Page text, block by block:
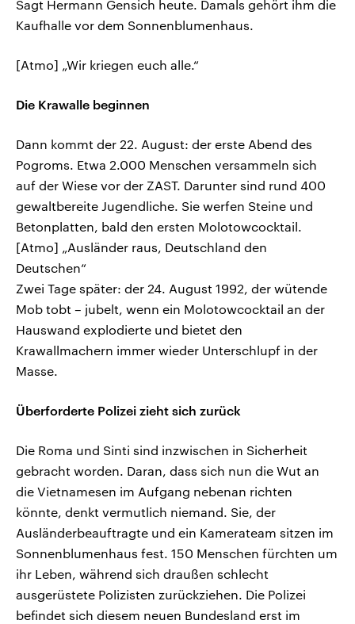
Sagt Hermann Gensich heute. Damals gehört ihm die
Kaufhalle vor dem Sonnenblumenhaus.
[Atmo] „Wir kriegen euch alle.“
Die Krawalle beginnen
Dann kommt der 22. August: der erste Abend des
Pogroms. Etwa 2.000 Menschen versammeln sich
auf der Wiese vor der ZAST. Darunter sind rund 400
gewaltbereite Jugendliche. Sie werfen Steine und
Betonplatten, bald den ersten Molotowcocktail.
[Atmo] „Ausländer raus, Deutschland den
Deutschen“
Zwei Tage später: der 24. August 1992, der wütende
Mob tobt – jubelt, wenn ein Molotowcocktail an der
Hauswand explodierte und bietet den
Krawallmachern immer wieder Unterschlupf in der
Masse.
Überforderte Polizei zieht sich zurück
Die Roma und Sinti sind inzwischen in Sicherheit
gebracht worden. Daran, dass sich nun die Wut an
die Vietnamesen im Aufgang nebenan richten
könnte, denkt vermutlich niemand. Sie, der
Ausländerbeauftragte und ein Kamerateam sitzen im
Sonnenblumenhaus fest. 150 Menschen fürchten um
ihr Leben, während sich draußen schlecht
ausgerüstete Polizisten zurückziehen. Die Polizei
befindet sich diesem neuen Bundesland erst im